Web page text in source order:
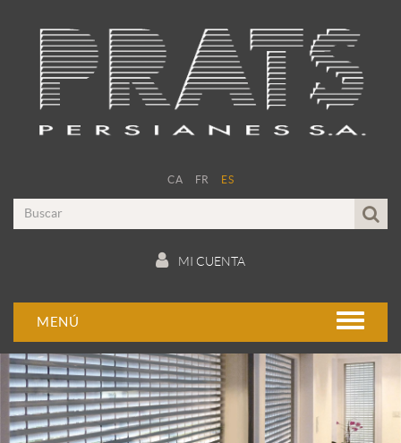
CA FR ES
MI CUENTA
MENÚ